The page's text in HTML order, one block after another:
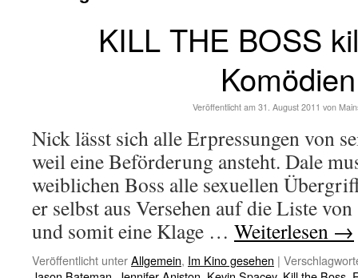
KILL THE BOSS
Komödien
Veröffentlicht am 31. August 2011 von
Nick lässt sich alle Erpressungen von
weil eine Beförderung ansteht. Dale
weiblichen Boss alle sexuellen
er selbst aus Versehen auf die Liste
und somit eine Klage … Weiterlesen →
Veröffentlicht unterAllgemein, Im Kino gesehen |